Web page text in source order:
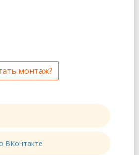
монтаж?
ВКонтакте